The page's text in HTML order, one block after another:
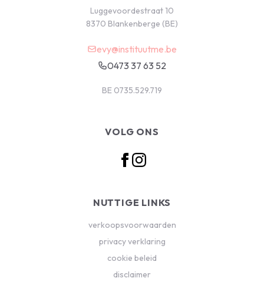
Luggevoordestraat 10
8370 Blankenberge (BE)
evy@instituutme.be
0473 37 63 52
BE 0735.529.719
VOLG ONS
NUTTIGE LINKS
verkoopsvoorwaarden
privacy verklaring
cookie beleid
disclaimer